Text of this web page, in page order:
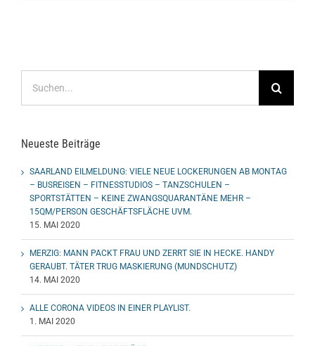
nach:
Neueste Beiträge
SAARLAND EILMELDUNG: VIELE NEUE LOCKERUNGEN AB MONTAG
– BUSREISEN – FITNESSTUDIOS – TANZSCHULEN –
SPORTSTÄTTEN – KEINE ZWANGSQUARANTÄNE MEHR –
15QM/PERSON GESCHÄFTSFLÄCHE UVM.
15. MAI 2020
MERZIG: MANN PACKT FRAU UND ZERRT SIE IN HECKE. HANDY
GERAUBT. TÄTER TRUG MASKIERUNG (MUNDSCHUTZ)
14. MAI 2020
ALLE CORONA VIDEOS IN EINER PLAYLIST.
1. MAI 2020